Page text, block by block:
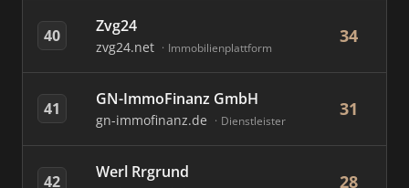
40 Zvg24
zvg24.net Immobilienplattform
34
41 GN-ImmoFinanz GmbH
gn-immofinanz.de Dienstleister
31
42 Werl Rrgrund 28